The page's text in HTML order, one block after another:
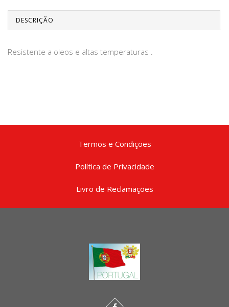
DESCRIÇÃO
Resistente a oleos e altas temperaturas .
Termos e Condições
Política de Privacidade
Livro de Reclamações